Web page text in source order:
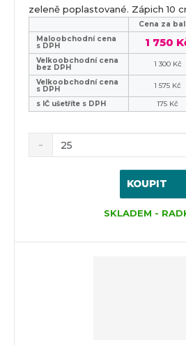
zeleně poplastované. Zápich 10
Cena za
Maloobchodní cena
s DPH 1 750
Velkoobchodní cena
bez DPH 1 300 Kč
Velkoobchodní cena
s DPH 1 575 Kč
s IČ ušetříte s DPH
175 Kč
KOUPIT
SKLADEM -